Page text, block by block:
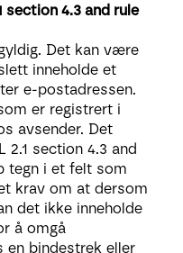
section 4.3 and rule
Det kan være
inneholde et
e-postadressen.
er registrert i
avsender. Det
2.1 section 4.3 and
tegn i et felt som
krav om at dersom
det ikke inneholde
å omgå
en bindestrek eller